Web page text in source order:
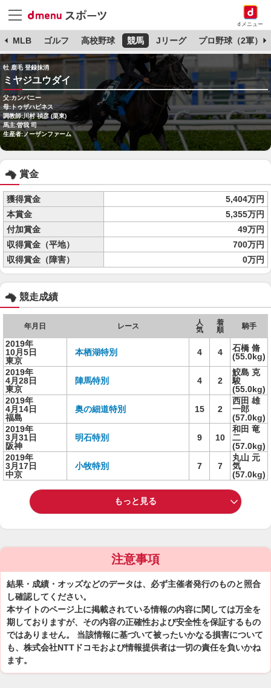
dメニュー
MLB ゴルフ 高校野球 競馬 Jリーグ プロ野球（2軍）
牡 鹿毛 登録抹消
ミヤジユウダイ
父:カンパニー
母:トゥザハピネス
調教師:川村 禎彦 (栗東)
馬主:曽我 司
生産者:ノーザンファーム
賞金
獲得賞金
5,404万円
本賞金
5,355万円
付加賞金
49万円
収得賞金（平地）
700万円
収得賞金（障害）
0万円
競走成績
年月日 レース
人
気
着
順
騎手
2019年
10月5日
東京
本栖湖特別 4 4
石橋 脩
(55.0kg)
2019年
4月28日
東京
陣馬特別 4 2
鮫島 克
駿
(55.0kg)
2019年
4月14日
福島
奥の細道特別 15 2
西田 雄
一郎
(57.0kg)
2019年
3月31日
阪神
明石特別 9 10
和田 竜
二
(57.0kg)
2019年
3月17日
中京
小牧特別 7 7
丸山 元
気
(57.0kg)
もっと見る
注意事項
結果・成績・オッズなどのデータは、必ず主催者発行のものと照合
し確認してください。
本サイトのページ上に掲載されている情報の内容に関しては万全を
期しておりますが、その内容の正確性および安全性を保証するもの
ではありません。 当該情報に基づいて被ったいかなる損害について
も、株式会社NTTドコモおよび情報提供者は一切の責任を負いかね
ます。